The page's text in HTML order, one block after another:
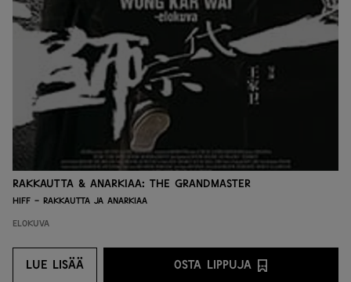
Rakkautta & Anarkiaa: The Grandmaster
HIFF - Rakkautta ja anarkiaa
Elokuva
LUE LISÄÄ
LUE LISÄÄ OSTA LIPPUJA
OSTA LIPPUJA